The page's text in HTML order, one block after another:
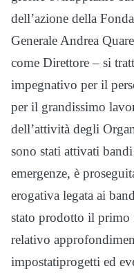
dell’azione della
Generale Andrea
come Direttore – si
impegnativo per il
peril grandissimo
dell’attività degli O
sono stati attivati bandi
emergenze, è
erogativa legata ai
stato prodotto il primo
relativo
impostatiprogetti ed